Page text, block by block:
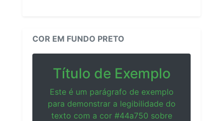
COR EM FUNDO PRETO
Título de Exemplo
Este é um parágrafo de exemplo
para demonstrar a legibilidade do
texto com a cor #44a750 sobre